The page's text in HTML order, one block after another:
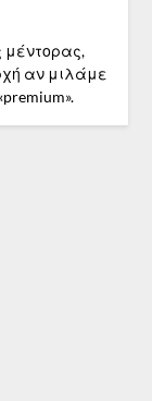
μέντορας,
αν μιλάμε